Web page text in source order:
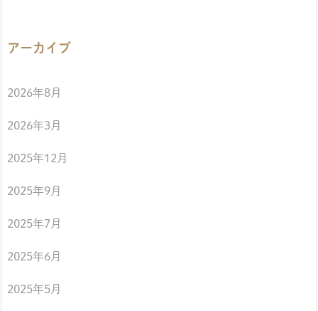
アーカイブ
2026年8月
2026年3月
2025年12月
2025年9月
2025年7月
2025年6月
2025年5月